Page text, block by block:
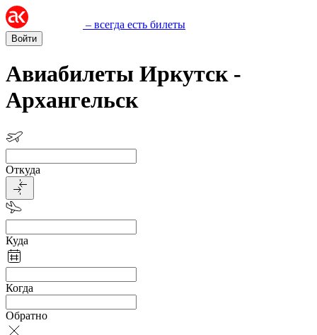
– всегда есть билеты
Войти
Авиабилеты Иркутск -
Архангельск
Откуда
Куда
Когда
Обратно